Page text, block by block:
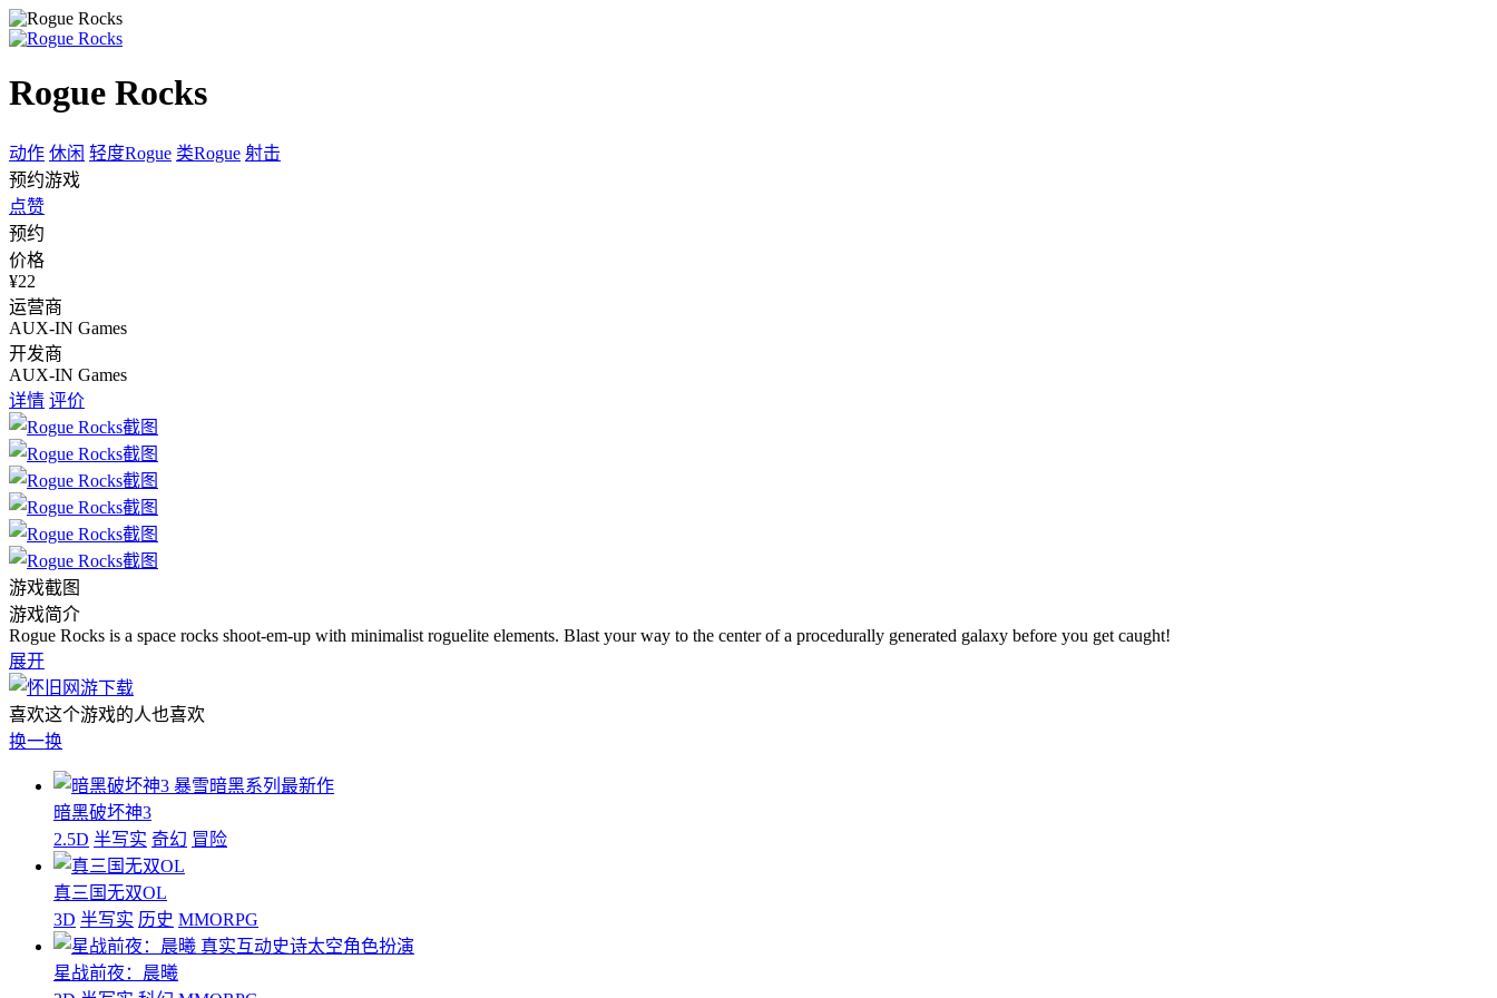
Rogue Rocks
动作 休闲 轻度Rogue 类Rogue 射击
预约游戏
点赞
预约
价格
¥22
运营商
AUX-IN Games
开发商
AUX-IN Games
详情 评价
游戏截图
游戏简介
Rogue Rocks is a space rocks shoot-em-up with minimalist roguelite elements. Blast your way to the center of a procedurally generated galaxy before you get caught!
展开
喜欢这个游戏的人也喜欢
换一换
暴雪暗黑系列最新作
暗黑破坏神3
2.5D 半写实 奇幻 冒险
真三国无双OL
3D 半写实 历史 MMORPG
真实互动史诗太空角色扮演
星战前夜：晨曦